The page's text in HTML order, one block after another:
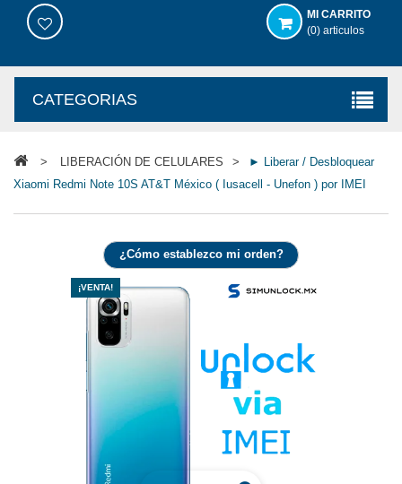
MI CARRITO
(0) articulos
CATEGORIAS
> LIBERACIÓN DE CELULARES >
► Liberar / Desbloquear
Xiaomi Redmi Note 10S AT&T México ( Iusacell - Unefon ) por IMEI
¿Cómo establezco mi orden?
¡VENTA!